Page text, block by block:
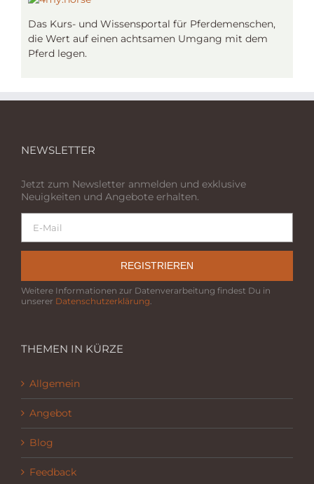
Das Kurs- und Wissensportal für Pferdemenschen,
die Wert auf einen achtsamen Umgang mit dem
Pferd legen.
NEWSLETTER
Jetzt zum Newsletter anmelden und exklusive
Neuigkeiten und Angebote erhalten.
REGISTRIEREN
Weitere Informationen zur Datenverarbeitung findest Du in
unserer Datenschutzerklärung.
THEMEN IN KÜRZE
Allgemein
Angebot
Blog
Feedback